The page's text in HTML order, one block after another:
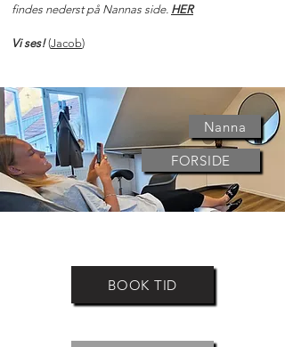
findes nederst på Nannas side. HER
Vi ses!(Jacob)
Nanna
FORSIDE
BOOK TID